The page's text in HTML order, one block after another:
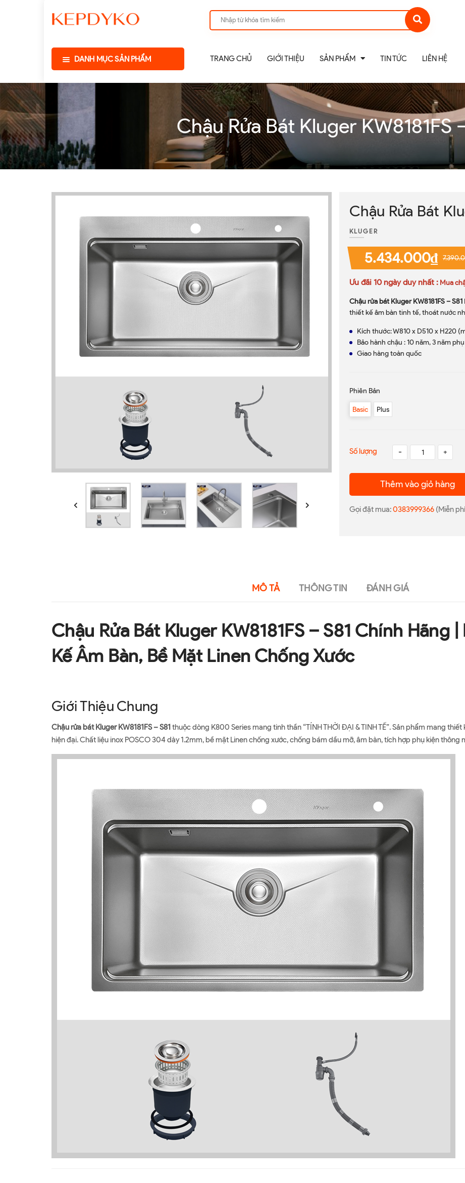
DANH MỤC SẢN PHẨM TRANG CHỦ GIỚI THIỆU SẢN PHẨM TIN TỨC LIÊN HỆ
Chậu Rửa Bát Kluger KW8181FS
Chậu Rửa Bát
KLUGER
5.434.000₫
Ưu đãi 10 ngày duy nhất : Mua
Chậu rửa bát Kluger KW8181FS – S81
thiết kế âm bàn tinh tế, thoát nước
Kích thước: W810 x D510 x H220
Bảo hành chậu : 10 năm, 3 năm
Giao hàng toàn quốc
Phiên Bản
Basic Plus
Số lượng - +
Thêm vào giỏ hàng
Gọi đặt mua:0383999366 (Miễn
MÔ TẢ THÔNG TIN ĐÁNH GIÁ
Chậu Rửa Bát Kluger KW8181FS – S81 Chính Hãng
Kế Âm Bàn, Bề Mặt Linen Chống Xước
Giới Thiệu Chung
Chậu rửa bát Kluger KW8181FS – S81 thuộc dòng K800 Series mang tinh thần “TÍNH THỜI ĐẠI & TINH TẾ”. Sản phẩm mang
hiện đại. Chất liệu inox POSCO 304 dày 1.2mm, bề mặt Linen chống xước, chống bám dầu mỡ, âm bàn, tích hợp phụ kiện thông